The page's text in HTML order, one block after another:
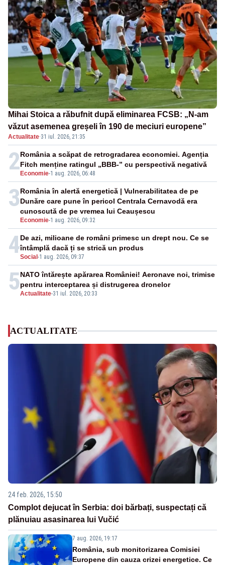
Mihai Stoica a răbufnit după eliminarea FCSB: „N-am
văzut asemenea greșeli în 190 de meciuri europene”
Actualitate·31 iul. 2026, 21:35
2 Economie-1 aug. 2026, 06:48
România a scăpat de retrogradarea economiei. Agenția
Fitch menține ratingul „BBB-” cu perspectivă negativă
3
Economie-1 aug. 2026, 09:32
România în alertă energetică | Vulnerabilitatea de pe
Dunăre care pune în pericol Centrala Cernavodă era
cunoscută de pe vremea lui Ceaușescu
4Social -1 aug. 2026, 09:37
De azi, milioane de români primesc un drept nou. Ce se
întâmplă dacă ți se strică un produs
5Actualitate-31 iul. 2026, 20:33
NATO întărește apărarea României! Aeronave noi, trimise
pentru interceptarea și distrugerea dronelor
ACTUALITATE
24 feb. 2026, 15:50
Complot dejucat în Serbia: doi bărbați, suspectați că
plănuiau asasinarea lui Vučić
7 aug. 2026, 19:17
România, sub monitorizarea Comisiei
Europene din cauza crizei energetice. Ce